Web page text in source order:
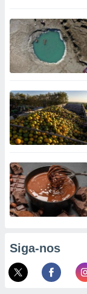
Siga-nos